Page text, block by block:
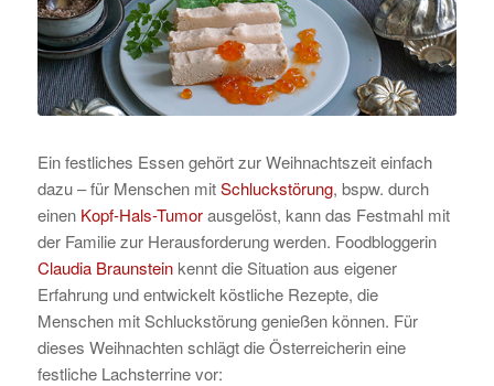
Ein festliches Essen gehört zur Weihnachtszeit einfach
dazu – für Menschen mitSchluckstörung, bspw. durch
einen Kopf-Hals-Tumorausgelöst, kann das Festmahl mit
der Familie zur Herausforderung werden. Foodbloggerin
Claudia Braunsteinkennt die Situation aus eigener
Erfahrung und entwickelt köstliche Rezepte, die
Menschen mit Schluckstörung genießen können. Für
dieses Weihnachten schlägt die Österreicherin eine
festliche Lachsterrine vor: